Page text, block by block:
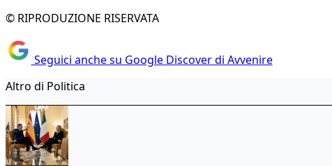
© RIPRODUZIONE RISERVATA
Seguici anche su Google Discover di Avvenire
Altro di Politica